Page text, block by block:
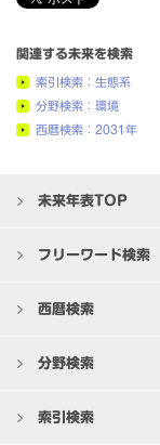
関連する未来を検索
索引検索：生態系
分野検索：環境
西暦検索：2031年
未来年表TOP
フリーワード検索
西暦検索
分野検索
索引検索